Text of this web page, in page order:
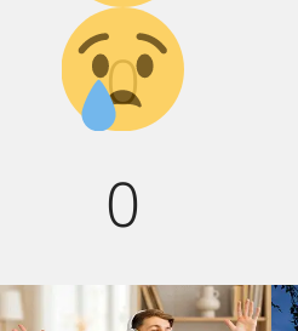
0
Грусть :(
0